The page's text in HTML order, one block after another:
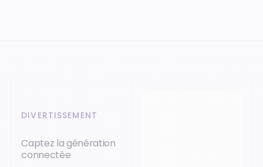
DIVERTISSEMENT
Captez la génération
connectée